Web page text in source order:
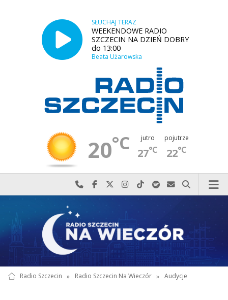
SŁUCHAJ TERAZ
WEEKENDOWE RADIO
SZCZECIN NA DZIEŃ DOBRY
do 13:00
Beata Użarowska
20°C jutro
27°C
pojutrze
22°C
Najlepiej po prostu do nas zadzwoń
Odwiedź nas na Facebook-u
Odwiedź nas na X
Odwiedź nas na Instagram-ie
Odwiedź nas na TikTok-u
Szukaj nas na Spotify
Wyślij do nas
Szukaj
Radio Szczecin » Radio Szczecin Na Wieczór » Audycje